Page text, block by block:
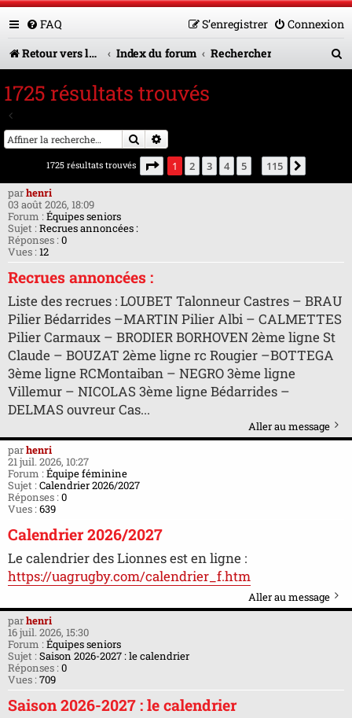
FAQ Connexion
S’enregistrer
Retour vers le site U.A.G.R.
Index du forum Rechercher
1725 résultats trouvés
Rechercher
1725 résultats trouvés Page 1sur115
1 2 3 4 5 115
parhenri
03 août 2026, 18:09
Forum : Équipes seniors
Sujet : Recrues annoncées :
Réponses : 0
Vues : 12
Recrues annoncées :
Liste des recrues : LOUBET Talonneur Castres – BRAU
Pilier Bédarrides –MARTIN Pilier Albi – CALMETTES
Pilier Carmaux – BRODIER BORHOVEN 2ème ligne St
Claude – BOUZAT 2ème ligne rc Rougier –BOTTEGA
3ème ligne RCMontaiban – NEGRO 3ème ligne
Villemur – NICOLAS 3ème ligne Bédarrides –
DELMAS ouvreur Cas...
Aller au message
parhenri
21 juil. 2026, 10:27
Forum :Équipe féminine
Sujet :Calendrier 2026/2027
Réponses :0
Vues :639
Calendrier 2026/2027
Le calendrier des Lionnes est en ligne :
https://uagrugby.com/calendrier_f.htm
Aller au message
parhenri
16 juil. 2026, 15:30
Forum : Équipes seniors
Sujet : Saison 2026-2027 : le calendrier
Réponses : 0
Vues : 709
Saison 2026-2027 : le calendrier